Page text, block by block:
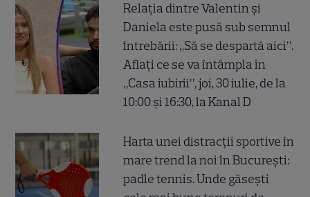
Relația dintre Valentin și
Daniela este pusă sub semnul
întrebării: „Să se despartă aici”.
Aflați ce se va întâmpla în
„Casa iubirii”, joi, 30 iulie, de la
10:00 și 16:30, la Kanal D
Harta unei distracții sportive în
mare trend la noi în București:
padle tennis. Unde găsești